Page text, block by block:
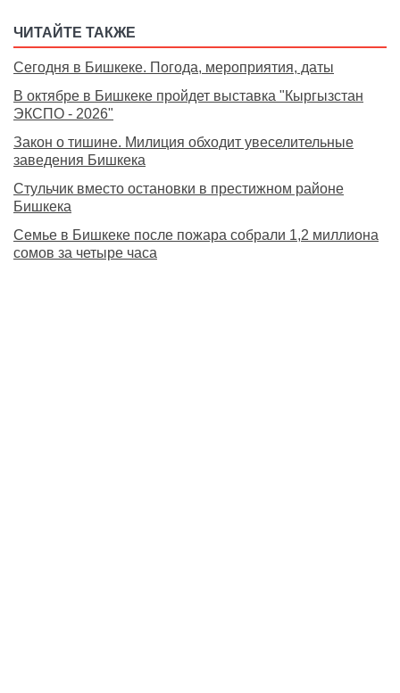
ЧИТАЙТЕ ТАКЖЕ
Сегодня в Бишкеке. Погода, мероприятия, даты
В октябре в Бишкеке пройдет выставка "Кыргызстан
ЭКСПО - 2026"
Закон о тишине. Милиция обходит увеселительные
заведения Бишкека
Стульчик вместо остановки в престижном районе
Бишкека
Семье в Бишкеке после пожара собрали 1,2 миллиона
сомов за четыре часа